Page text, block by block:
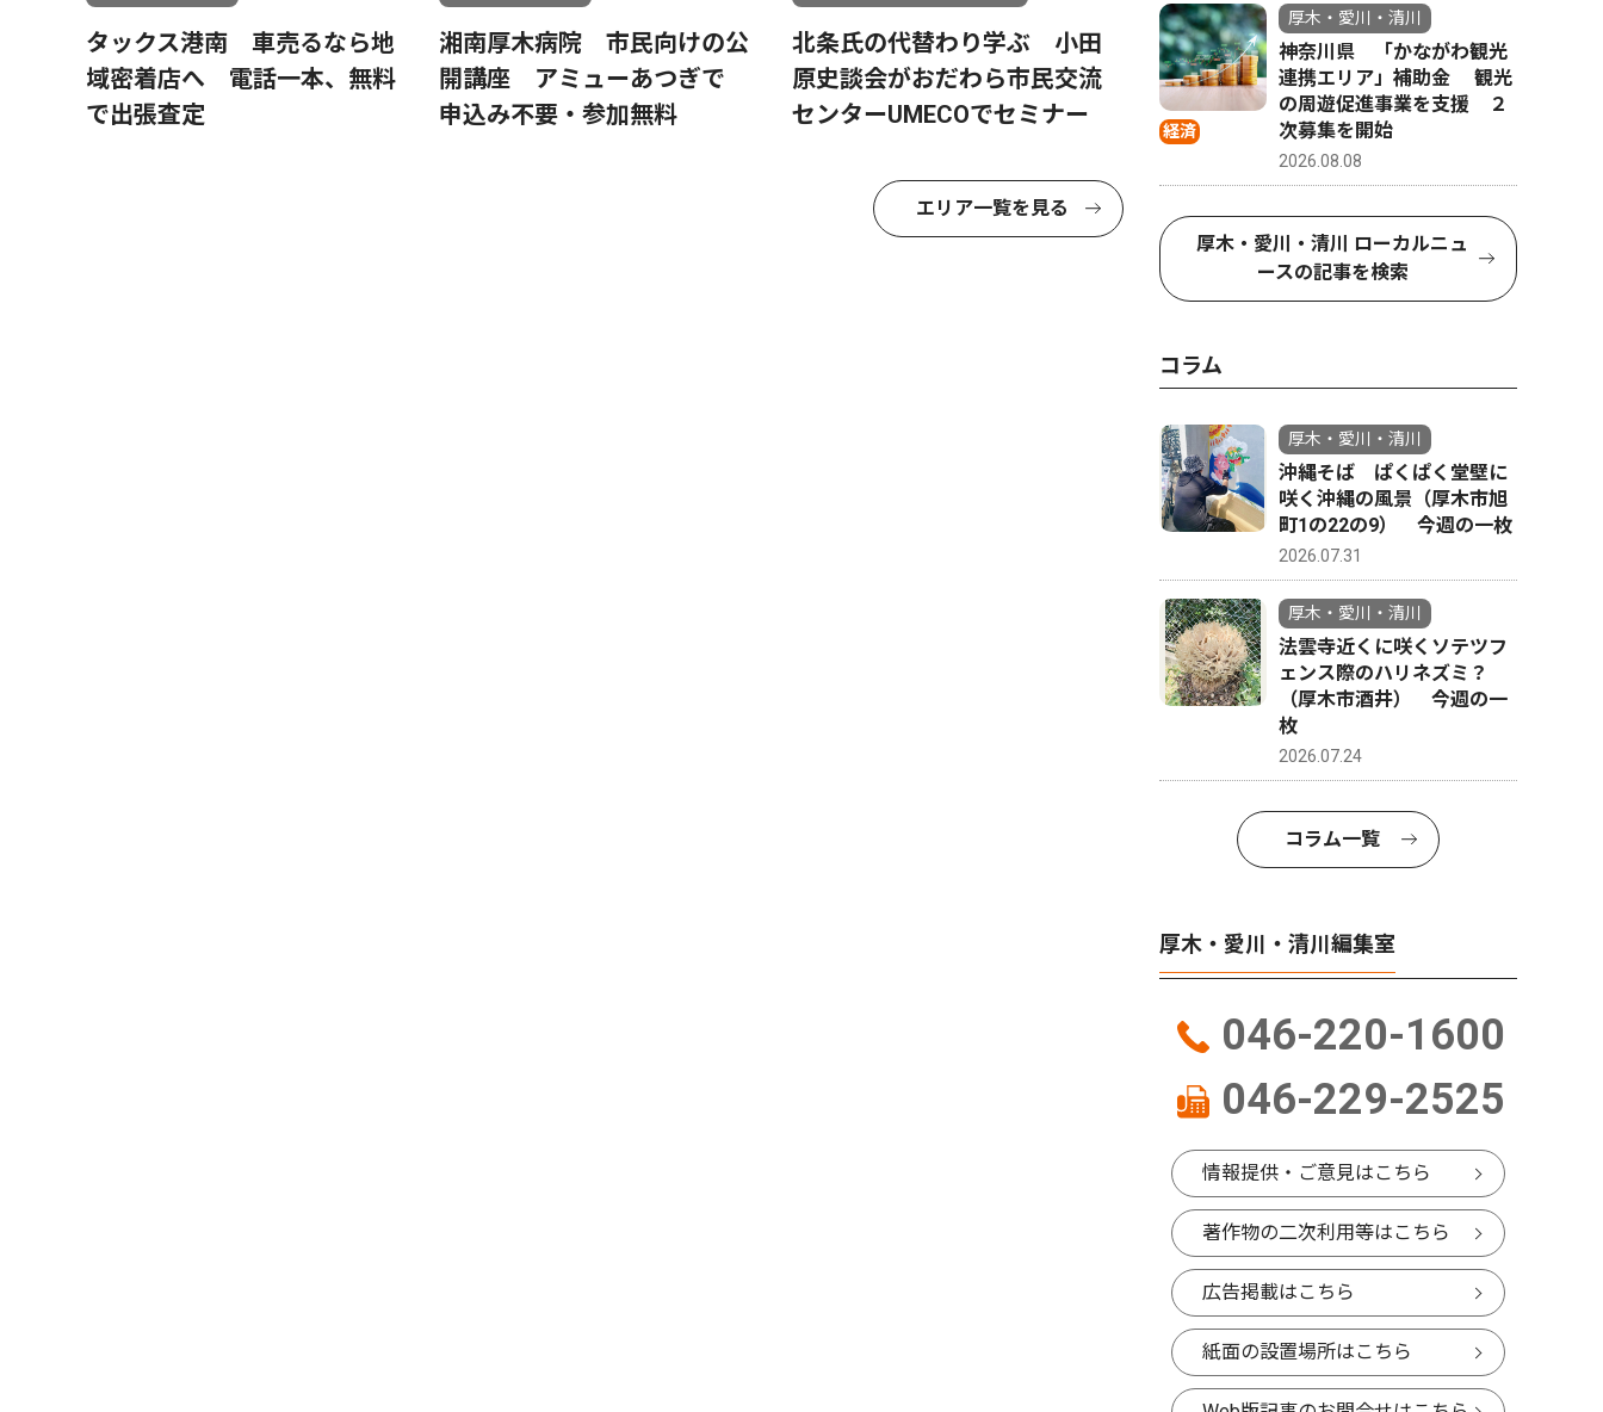
タックス港南 車売るなら地
域密着店へ 電話一本、無料
で出張査定
湘南厚木病院 市民向けの公
開講座 アミューあつぎで
申込み不要・参加無料
北条氏の代替わり学ぶ 小田
原史談会がおだわら市民交流
センターUMECOでセミナー
エリア一覧を見る
経済
厚木・愛川・清川
神奈川県 「かながわ観光
連携エリア」補助金 観光
の周遊促進事業を支援 ２
次募集を開始
2026.08.08
厚木・愛川・清川 ローカルニュ
ースの記事を検索
コラム
厚木・愛川・清川
沖縄そば ぱくぱく堂壁に
咲く沖縄の風景（厚木市旭
町1の22の9） 今週の一枚
2026.07.31
厚木・愛川・清川
法雲寺近くに咲くソテツフ
ェンス際のハリネズミ？
（厚木市酒井） 今週の一
枚
2026.07.24
コラム一覧
厚木・愛川・清川編集室
046-220-1600
046-229-2525
情報提供・ご意見はこちら
著作物の二次利用等はこちら
広告掲載はこちら
紙面の設置場所はこちら